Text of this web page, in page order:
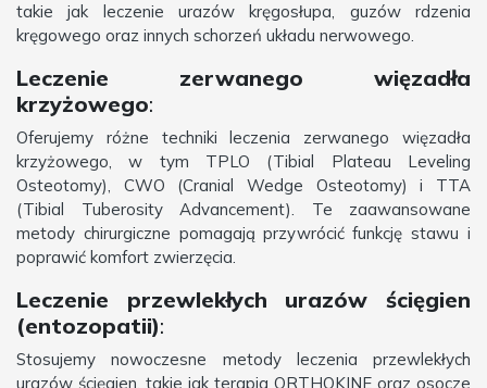
takie jak leczenie urazów kręgosłupa, guzów rdzenia
kręgowego oraz innych schorzeń układu nerwowego.
Leczenie zerwanego więzadła
krzyżowego:
Oferujemy różne techniki leczenia zerwanego więzadła
krzyżowego, w tym TPLO (Tibial Plateau Leveling
Osteotomy), CWO (Cranial Wedge Osteotomy) i TTA
(Tibial Tuberosity Advancement). Te zaawansowane
metody chirurgiczne pomagają przywrócić funkcję stawu i
poprawić komfort zwierzęcia.
Leczenie przewlekłych urazów ścięgien
(entozopatii):
Stosujemy nowoczesne metody leczenia przewlekłych
urazów ścięgien, takie jak terapia ORTHOKINE oraz osocze